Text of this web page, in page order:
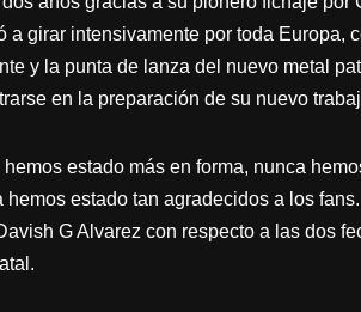
a girar intensivamente por toda
y la punta de lanza del nuevo metal
en la preparación de su nuevo
estado más en forma, nunca
hemos estado tan agradecidos a los
G Alvarez con respecto a las dos